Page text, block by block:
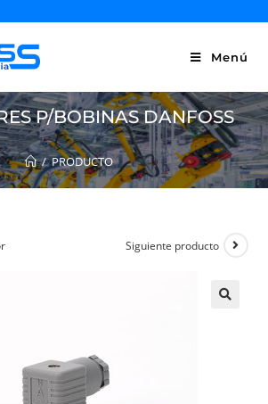
Menú
P/BOBINAS DANFOSS
/ PRODUCTO
Siguiente producto